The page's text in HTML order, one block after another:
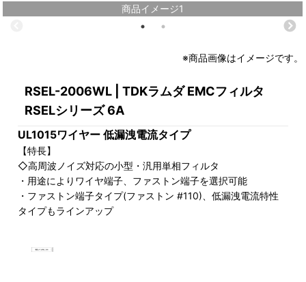
商品イメージ1
※商品画像はイメージです。
RSEL-2006WL | TDKラムダ EMCフィルタ
RSELシリーズ 6A
UL1015ワイヤー 低漏洩電流タイプ
【特長】
◇高周波ノイズ対応の小型・汎用単相フィルタ
・用途によりワイヤ端子、ファストン端子を選択可能
・ファストン端子タイプ(ファストン #110)、低漏洩電流特性
タイプもラインアップ